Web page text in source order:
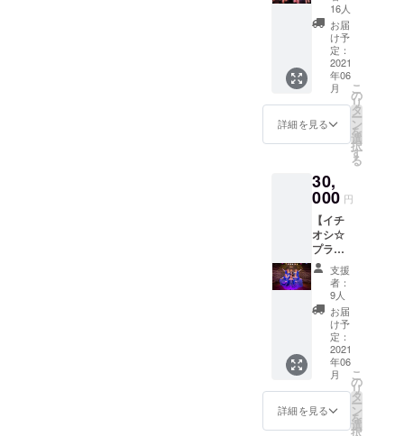
Cabare
t Rose
よりお
礼メー
ル ２．
記念ポ
スト
カード
（CF限
定）
３．フ
ヤーに
お名前
を掲載
（ニッ
クネー
ム、掲
載不可
も可能
です）※
１ ４．
Cabare
t Rose
オリジ
ナル T
シャツ
（CF限
定） ※
16人
お届
け予
定：
2021
年06
月
詳細を見る
こ
の
リ
タ
ー
ン
を
選
択
す
る
30,
000 円
【イチ
オシ☆
プラ
ン】
１．
Cabare
t Rose
よりお
礼メー
ル ２．
記念ポ
スト
カード
（CF限
定）
支援
者：
9人
お届
け予
定：
2021
年06
月
詳細を見る
こ
の
リ
タ
ー
ン
を
選
択